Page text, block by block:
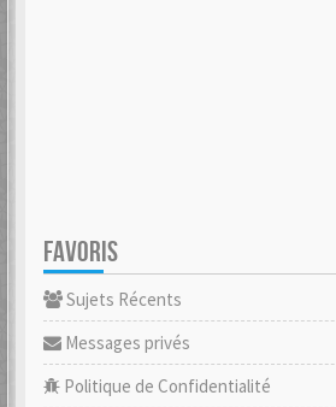
FAVORIS
Sujets Récents
Messages privés
Politique de Confidentialité